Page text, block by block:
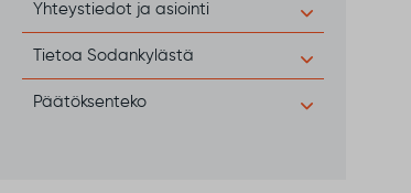
Yhteystiedot ja asiointi
Tietoa Sodankylästä
Päätöksenteko